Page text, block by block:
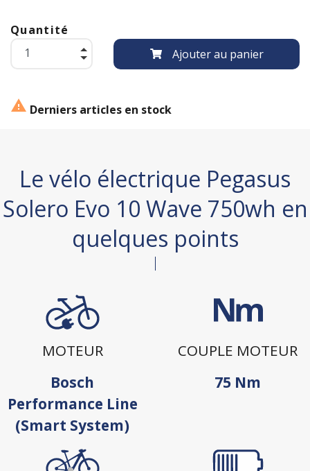
Quantité
Ajouter au panier
 Derniers articles en stock
Le vélo électrique Pegasus
Solero Evo 10 Wave 750wh en
quelques points
MOTEUR
Bosch
Performance Line
(Smart System)
COUPLE MOTEUR
75 Nm